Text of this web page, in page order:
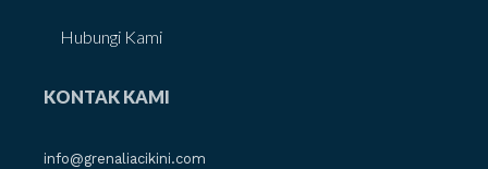
Hubungi Kami
KONTAK KAMI
info@grenaliacikini.com